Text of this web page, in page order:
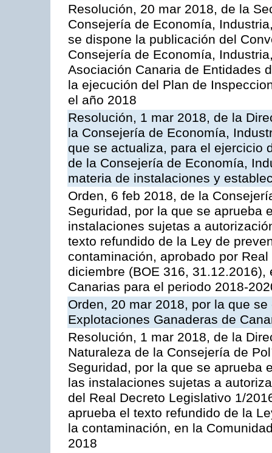
Resolución, 20 mar 2018, de la
Consejería de Economía,
se dispone la publicación del
Consejería de Economía,
Asociación Canaria de Entidades
la ejecución del Plan de
el año 2018
Resolución, 1 mar 2018, de la
la Consejería de Economía,
que se actualiza, para el ejercicio
de la Consejería de Economía,
materia de instalaciones y
Orden, 6 feb 2018, de la
Seguridad, por la que se aprueba
instalaciones sujetas a
texto refundido de la Ley de
contaminación, aprobado por
diciembre (BOE 316,
Canarias para el periodo 2018-
Orden, 20 mar 2018, por la que
Explotaciones Ganaderas de
Resolución, 1 mar 2018, de la
Naturaleza de la Consejería de
Seguridad, por la que se aprueba
las instalaciones sujetas a
del Real Decreto Legislativo 1/
aprueba el texto refundido de la
la contaminación, en la
2018